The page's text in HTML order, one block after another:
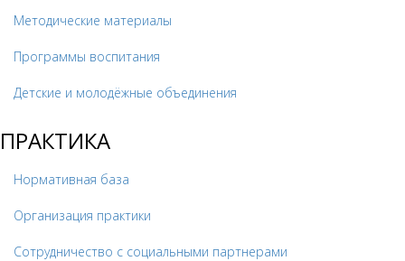
Методические материалы
Программы воспитания
Детские и молодёжные объединения
ПРАКТИКА
Нормативная база
Организация практики
Сотрудничество с социальными партнерами